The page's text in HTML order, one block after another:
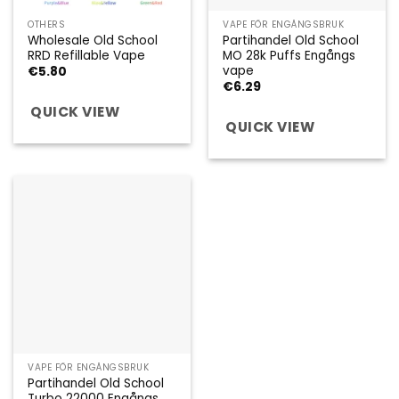
OTHERS
Wholesale Old School
RRD Refillable Vape
€5.80
QUICK VIEW
VAPE FÖR ENGÅNGSBRUK
Partihandel Old School
MO 28k Puffs Engångs
vape
€6.29
QUICK VIEW
VAPE FÖR ENGÅNGSBRUK
Partihandel Old School